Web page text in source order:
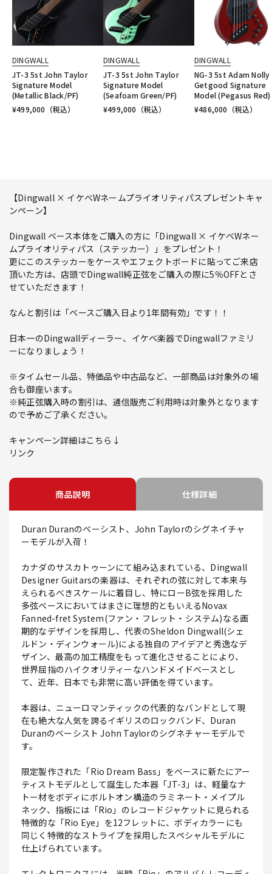
DINGWALL
JT-3 5st John Taylor
Signature Model
(Metallic Black/PF)
¥499,000 （税込）
DINGWALL
JT-3 5st John Taylor
Signature Model
(Seafoam Green/PF)
¥499,000 （税込）
DINGWALL
NG-3 5st Adam Nolly
Getgood Signature
Model (Pegasus Red)
¥486,000 （税込）
【Dingwall × イケベWネームプライオリティパスプレゼントキャ
ンペーン】
Dingwall ベース本体をご購入の方に「Dingwall × イケベWネー
ムプライオリティパス（ステッカー）」をプレゼント！
更にこのステッカーをケースやエフェクトボードに貼ってご来店
頂いた方は、店頭でDingwall純正弦をご購入の際に5％OFFとさ
せていただきます！
なんと割引は「ベースご購入日より1年間有効」です！！
日本一のDingwallディーラー、イケベ楽器でDingwallファミリ
ーになりましょう！
※タイムセール品、特価品や中古品など、一部商品は対象外の場
合も御座います。
※純正弦購入時の割引は、通信販売ご利用時は対象外となります
ので予めご了承ください。
キャンペーン詳細はこちら↓
リンク
商品説明 仕様詳細
Duran Duranのベーシスト、John Taylorのシグネイチャ
ーモデルが入荷！
カナダのサスカトゥーンにて組み込まれている、Dingwall
Designer Guitarsの楽器は、それぞれの弦に対して本来与
えられるべきスケールに着目し、特にローB弦を採用した
多弦ベースにおいてはまさに理想的ともいえるNovax
Fanned-fret System(ファン・フレット・システム)なる画
期的なデザインを採用し、代表のSheldon Dingwall(シェ
ルドン・ディンウォール)による独自のアイデアと秀逸なデ
ザイン、最高の加工精度をもって進化させることにより、
世界屈指のハイクオリティーなハンドメイドベースとし
て、近年、日本でも非常に高い評価を得ています。
本器は、ニューロマンティックの代表的なバンドとして現
在も絶大な人気を誇るイギリスのロックバンド、Duran
Duranのベーシスト John Taylorのシグネチャーモデルで
す。
限定製作された「Rio Dream Bass」をベースに新たにアー
ティストモデルとして誕生した本器「JT-3」は、軽量なナ
トー材をボディにボルトオン構造のラミネート・メイプル
ネック、指板には「Rio」のレコードジャケットに見られる
特徴的な「Rio Eye」を12フレットに、ボディカラーにも
同じく特徴的なストライプを採用したスペシャルモデルに
仕上げられています。